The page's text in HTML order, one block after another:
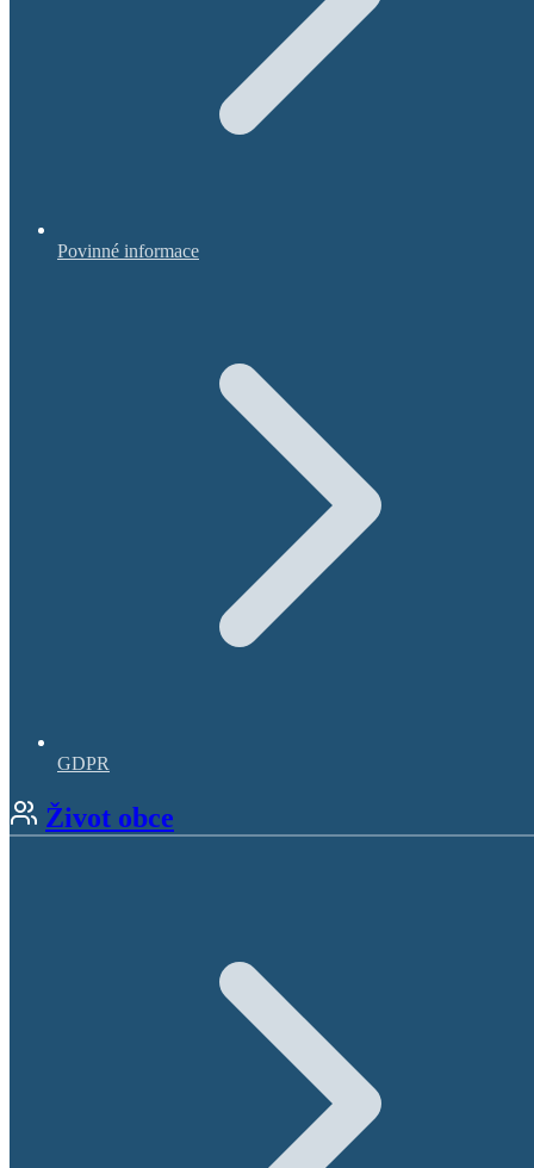
Povinné informace
GDPR
Život obce